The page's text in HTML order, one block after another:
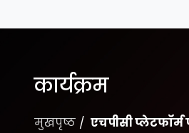
कार्यक्रम
मुखपृष्ठ एचपीसी